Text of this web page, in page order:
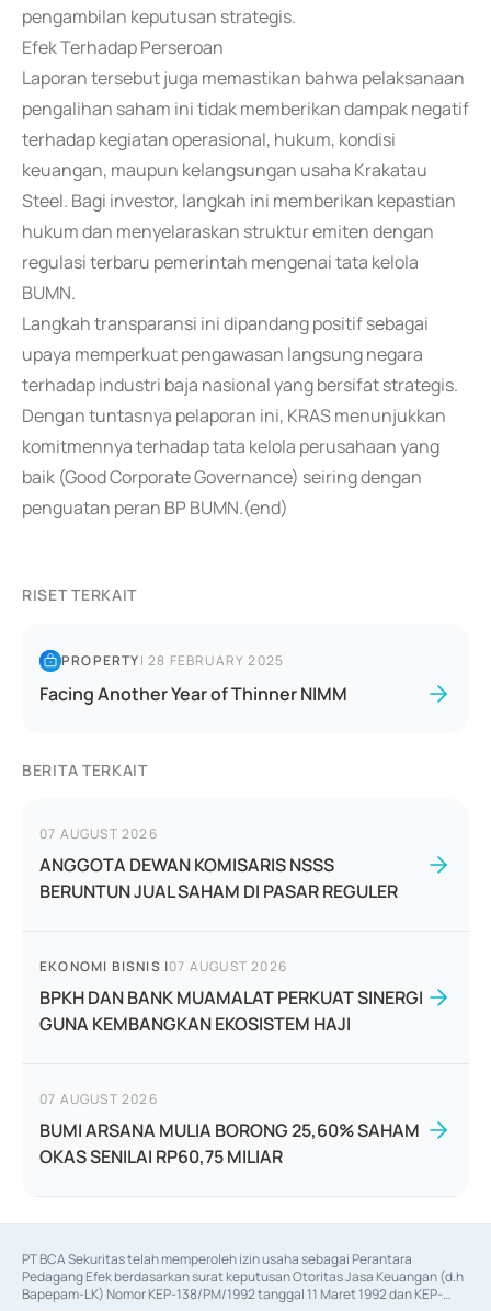
pengambilan keputusan strategis.
Efek Terhadap Perseroan
Laporan tersebut juga memastikan bahwa pelaksanaan
pengalihan saham ini tidak memberikan dampak negatif
terhadap kegiatan operasional, hukum, kondisi
keuangan, maupun kelangsungan usaha Krakatau
Steel. Bagi investor, langkah ini memberikan kepastian
hukum dan menyelaraskan struktur emiten dengan
regulasi terbaru pemerintah mengenai tata kelola
BUMN.
Langkah transparansi ini dipandang positif sebagai
upaya memperkuat pengawasan langsung negara
terhadap industri baja nasional yang bersifat strategis.
Dengan tuntasnya pelaporan ini, KRAS menunjukkan
komitmennya terhadap tata kelola perusahaan yang
baik (Good Corporate Governance) seiring dengan
penguatan peran BP BUMN.(end)
RISET TERKAIT
PROPERTY|28 FEBRUARY 2025
Facing Another Year of Thinner NIMM
BERITA TERKAIT
07 AUGUST 2026
ANGGOTA DEWAN KOMISARIS NSSS
BERUNTUN JUAL SAHAM DI PASAR REGULER
EKONOMI BISNIS |07 AUGUST 2026
BPKH DAN BANK MUAMALAT PERKUAT SINERGI
GUNA KEMBANGKAN EKOSISTEM HAJI
07 AUGUST 2026
BUMI ARSANA MULIA BORONG 25,60% SAHAM
OKAS SENILAI RP60,75 MILIAR
PT BCA Sekuritas telah memperoleh izin usaha sebagai Perantara
Pedagang Efek berdasarkan surat keputusan Otoritas Jasa Keuangan (d.h
Bapepam-LK) Nomor KEP-138/PM/1992 tanggal 11 Maret 1992 dan KEP-